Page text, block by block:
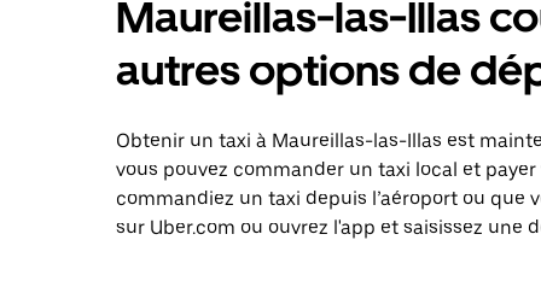
Maureillas-las-Illas
autres options de
Obtenir un taxi à Maureillas-las-Illas est
vous pouvez commander un taxi local et
commandiez un taxi depuis l’aéroport ou
sur Uber.com ou ouvrez l'app et saisissez une